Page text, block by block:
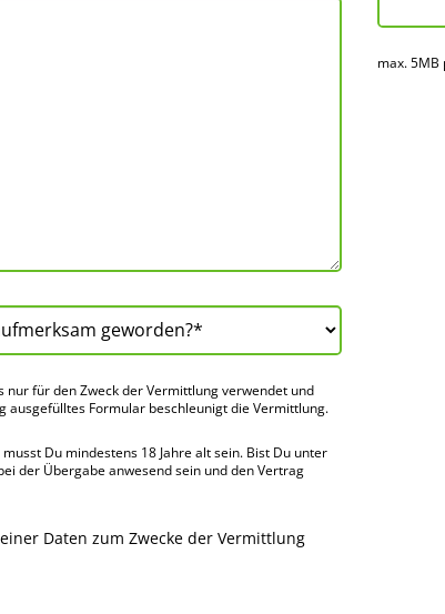
für den Zweck der Vermitt­lung verwendet und
ausge­fülltes Formular beschleu­nigt die Vermitt­lung.
Du mindes­tens 18 Jahre alt sein. Bist Du unter
der Über­gabe anwes­end sein und den Vertrag
max. 5MB
Daten zum Zwecke der Vermittlung